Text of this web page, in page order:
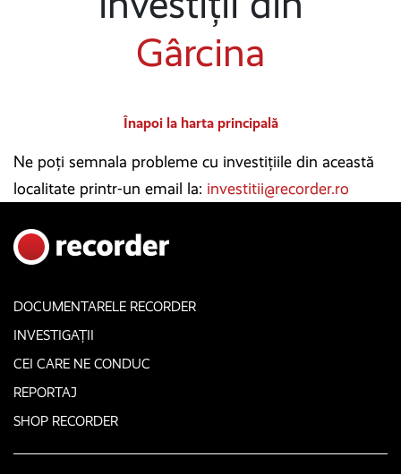
Gârcina
Înapoi la harta principală
Ne poți semnala probleme cu investițiile din această
localitate printr-un email la: investitii@recorder.ro
DOCUMENTARELE RECORDER
INVESTIGAȚII
CEI CARE NE CONDUC
REPORTAJ
SHOP RECORDER